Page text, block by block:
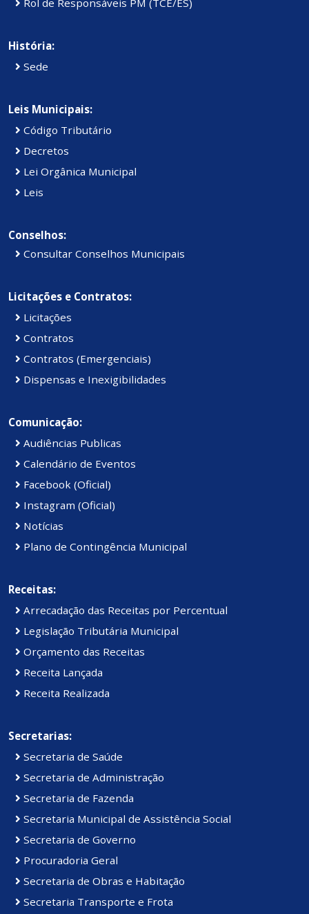
História:
Sede
Leis Municipais:
Código Tributário
Decretos
Lei Orgânica Municipal
Leis
Conselhos:
Consultar Conselhos Municipais
Licitações e Contratos:
Licitações
Contratos
Contratos (Emergenciais)
Dispensas e Inexigibilidades
Comunicação:
Audiências Publicas
Calendário de Eventos
Facebook (Oficial)
Instagram (Oficial)
Notícias
Plano de Contingência Municipal
Receitas:
Arrecadação das Receitas por Percentual
Legislação Tributária Municipal
Orçamento das Receitas
Receita Lançada
Receita Realizada
Secretarias:
Secretaria de Saúde
Secretaria de Administração
Secretaria de Fazenda
Secretaria Municipal de Assistência Social
Secretaria de Governo
Procuradoria Geral
Secretaria de Obras e Habitação
Secretaria Transporte e Frota